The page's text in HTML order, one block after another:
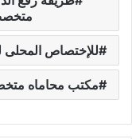
للإختصاص المحلى
مكتب محاماه